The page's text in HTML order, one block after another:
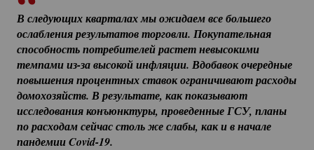
В следующих кварталах мы ожидаем все большего
ослабления результатов торговли. Покупательная
способность потребителей растет невысокими
темпами из-за высокой инфляции. Вдобавок очередные
повышения процентных ставок ограничивают расходы
домохозяйств. В результате, как показывают
исследования конъюнктуры, проведенные ГСУ, планы
по расходам сейчас столь же слабы, как и в начале
пандемии Covid-19.